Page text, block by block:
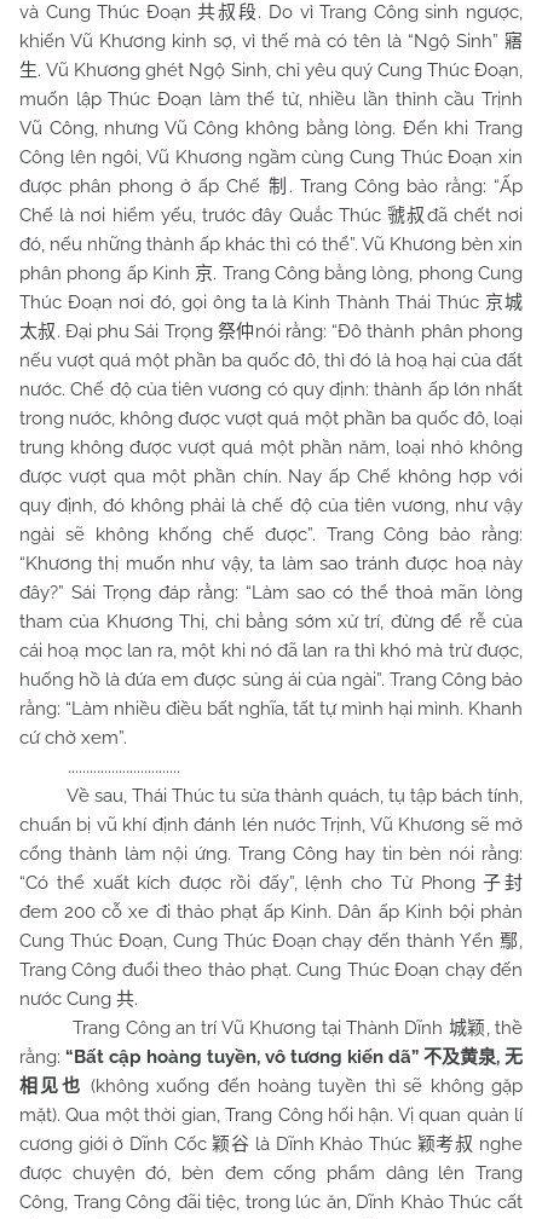
và Cung Thúc Đoạn共叔段. Do vì Trang Công sinh ngược,
khiến Vũ Khương kinh sợ, vì thế mà có tên là “Ngộ Sinh” 寤
生. Vũ Khương ghét Ngộ Sinh, chỉ yêu quý Cung Thúc Đoạn,
muốn lập Thúc Đoạn làm thế tử, nhiều lần thỉnh cầu Trịnh
Vũ Công, nhưng Vũ Công không bằng lòng. Đến khi Trang
Công lên ngôi, Vũ Khương ngầm cùng Cung Thúc Đoạn xin
được phân phong ở ấp Chế 制 . Trang Công bảo rằng: “Ấp
Chế là nơi hiểm yếu, trước đây Quắc Thúc虢叔đã chết nơi
đó, nếu những thành ấp khác thì có thể”. Vũ Khương bèn xin
phân phong ấp Kinh 京. Trang Công bằng lòng, phong Cung
Thúc Đoạn nơi đó, gọi ông ta là Kinh Thành Thái Thúc 京城
太叔. Đại phu Sái Trọng祭仲nói rằng: “Đô thành phân phong
nếu vượt quá một phần ba quốc đô, thì đó là hoạ hại của đất
nước. Chế độ của tiên vương có quy định: thành ấp lớn nhất
trong nước, không được vượt quá một phần ba quốc đô, loại
trung không được vượt quá một phần năm, loại nhỏ không
được vượt qua một phần chín. Nay ấp Chế không hợp với
quy định, đó không phải là chế độ của tiên vương, như vậy
ngài sẽ không khống chế được”. Trang Công bảo rằng:
“Khương thị muốn như vậy, ta làm sao tránh được hoạ này
đây?” Sái Trọng đáp rằng: “Làm sao có thể thoả mãn lòng
tham của Khương Thị, chi bằng sớm xử trí, đừng để rễ của
cái hoạ mọc lan ra, một khi nó đã lan ra thì khó mà trừ được,
huống hồ là đứa em được sủng ái của ngài”. Trang Công bảo
rằng: “Làm nhiều điều bất nghĩa, tất tự mình hại mình. Khanh
cứ chờ xem”.
...............................
Về sau, Thái Thúc tu sửa thành quách, tụ tập bách tính,
chuẩn bị vũ khí định đánh lén nước Trịnh, Vũ Khương sẽ mở
cổng thành làm nội ứng. Trang Công hay tin bèn nói rằng:
“Có thể xuất kích được rồi đấy”, lệnh cho Tử Phong子封
đem 200 cỗ xe đi thảo phạt ấp Kinh. Dân ấp Kinh bội phản
Cung Thúc Đoạn, Cung Thúc Đoạn chạy đến thành Yển鄢,
Trang Công đuổi theo thảo phạt. Cung Thúc Đoạn chạy đến
nước Cung 共.
Trang Công an trí Vũ Khương tại Thành Dĩnh 城颖, thề
rằng: “Bất cập hoàng tuyền, vô tương kiến dã” 不及黄泉, 无
相见也 (không xuống đến hoàng tuyền thì sẽ không gặp
mặt). Qua một thời gian, Trang Công hối hận. Vị quan quản lí
cương giới ở Dĩnh Cốc颖谷 là Dĩnh Khảo Thúc 颖考叔 nghe
được chuyện đó, bèn đem cống phẩm dâng lên Trang
Công, Trang Công đãi tiệc, trong lúc ăn, Dĩnh Khảo Thúc cất